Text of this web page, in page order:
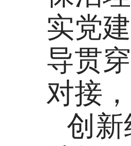
实党
导贯
对接
创